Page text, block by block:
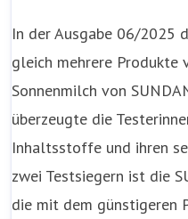
In der Ausgabe 06/2025
gleich mehrere Produkte
Sonnenmilch von
überzeugte die
Inhaltsstoffe und ihren
zwei Testsiegern ist die
die mit dem günstigeren